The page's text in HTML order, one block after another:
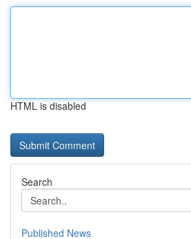
HTML is disabled
Search
Published News